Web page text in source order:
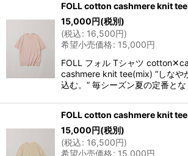
FOLL cotton cashmere knit
15,000円(税別)
(税込: 16,500円)
希望小売価格: 15,000円
FOLL フォル Tシャツ
cashmere knit tee(mix) “しなや
込む。” 毎シーズン夏の定番と
FOLL cotton cashmere knit
15,000円(税別)
(税込: 16,500円)
希望小売価格: 15,000円